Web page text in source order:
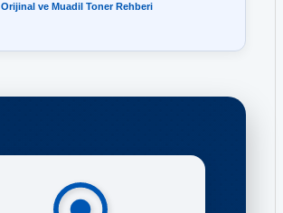
Orijinal ve Muadil Toner Rehberi